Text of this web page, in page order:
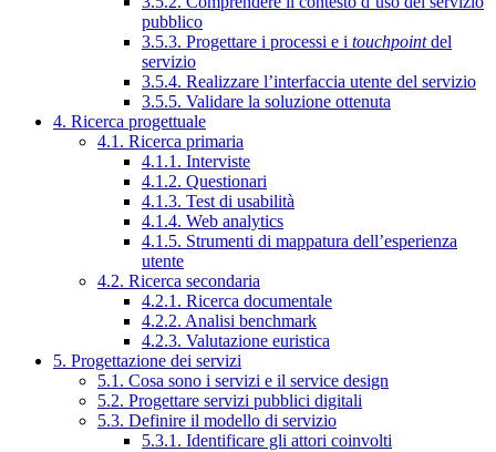
pubblico
3.5.3. Progettare i processi e i touchpointdel
servizio
3.5.4. Realizzare l’interfaccia utente del servizio
3.5.5. Validare la soluzione ottenuta
4. Ricerca progettuale
4.1. Ricerca primaria
4.1.1. Interviste
4.1.2. Questionari
4.1.3. Test di usabilità
4.1.4. Web analytics
4.1.5. Strumenti di mappatura dell’esperienza
utente
4.2. Ricerca secondaria
4.2.1. Ricerca documentale
4.2.2. Analisi benchmark
4.2.3. Valutazione euristica
5. Progettazione dei servizi
5.1. Cosa sono i servizi e il service design
5.2. Progettare servizi pubblici digitali
5.3. Definire il modello di servizio
5.3.1. Identificare gli attori coinvolti